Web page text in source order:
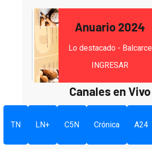
Anuario 2024
Lo destacado - Balcarce
INGRESAR
Canales en Vivo
TN LN+ C5N Crónica A24